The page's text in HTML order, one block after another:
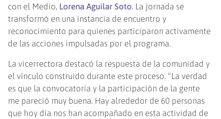
con el Medio, Lorena Aguilar Soto. La jornada se
transformó en una instancia de encuentro y
reconocimiento para quienes participaron activamente
de las acciones impulsadas por el programa.
La vicerrectora destacó la respuesta de la comunidad y
el vínculo construido durante este proceso. “La verdad
es que la convocatoria y la participación de la gente
me pareció muy buena. Hay alrededor de 60 personas
que hoy día nos han acompañado en esta actividad de